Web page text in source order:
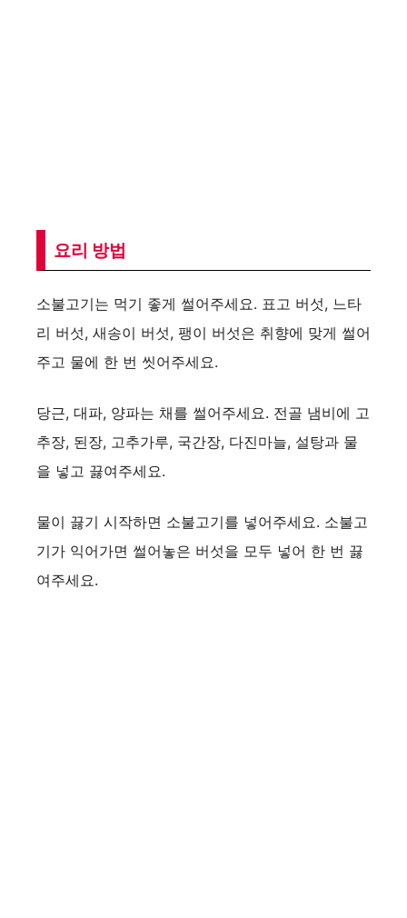
요리 방법
소불고기는 먹기 좋게 썰어주세요. 표고 버섯, 느타
리 버섯, 새송이 버섯, 팽이 버섯은 취향에 맞게 썰어
주고 물에 한 번 씻어주세요.
당근, 대파, 양파는 채를 썰어주세요. 전골 냄비에 고
추장, 된장, 고추가루, 국간장, 다진마늘, 설탕과 물
을 넣고 끓여주세요.
물이 끓기 시작하면 소불고기를 넣어주세요. 소불고
기가 익어가면 썰어놓은 버섯을 모두 넣어 한 번 끓
여주세요.